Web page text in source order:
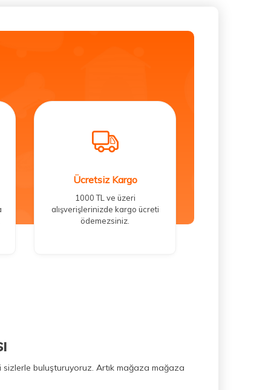
Ücretsiz Kargo
1000 TL ve üzeri
alışverişlerinizde kargo ücreti
ödemezsiniz.
sizlerle buluşturuyoruz. Artık mağaza mağaza